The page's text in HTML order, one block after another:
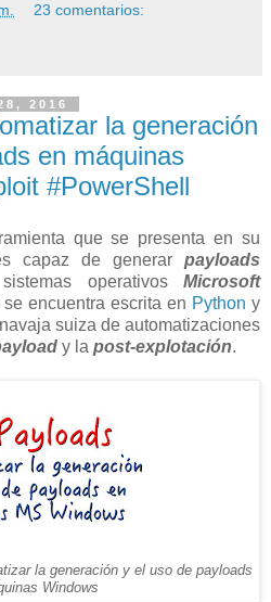
23 comentarios:
2016
la generación
en máquinas
#PowerShell
que se presenta en su
capaz de generar payloads
operativos Microsoft
encuentra escrita en Python y
suiza de automatizaciones
y la post-explotación.
la generación y el uso de payloads
Windows